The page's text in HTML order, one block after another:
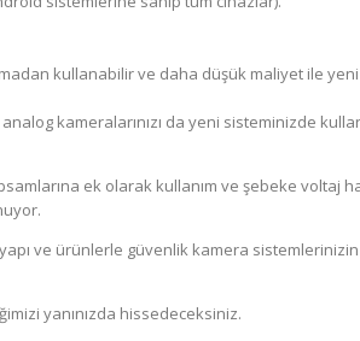
kullanabilir ve daha düşük maliyet ile
kameralarınızı da yeni sisteminizde
ek olarak kullanım ve şebeke voltaj
ve ürünlerle güvenlik kamera
yanınızda hissedeceksiniz.